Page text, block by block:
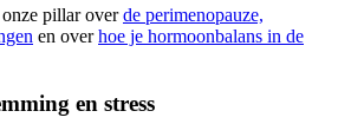
pillar overde perimenopauze,
en overhoe je hormoonbalans in de
en stress